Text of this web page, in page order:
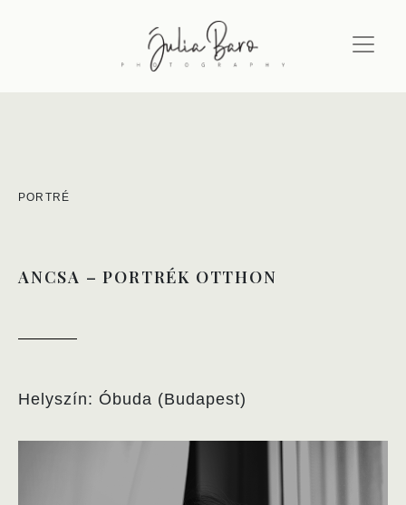
PORTRÉ
ANCSA – PORTRÉK OTTHON
Helyszín: Óbuda (Budapest)